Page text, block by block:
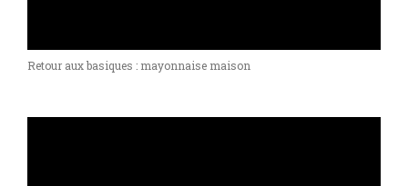
Retour aux basiques : mayonnaise maison